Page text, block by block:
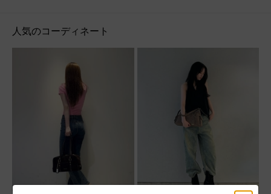
人気のコーディネート